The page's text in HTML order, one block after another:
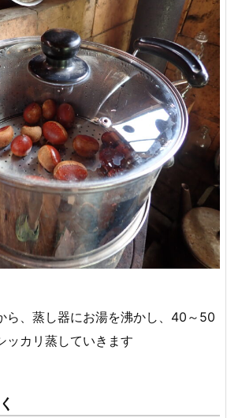
ら、蒸し器にお湯を沸かし、40～50
ッカリ蒸していきます